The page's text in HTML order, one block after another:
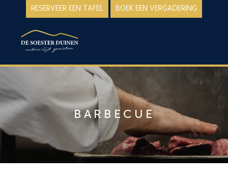
hoofdnavigatie
hoofd
RESERVEER EEN TAFEL BOEK EEN VERGADERING
BARBECUE